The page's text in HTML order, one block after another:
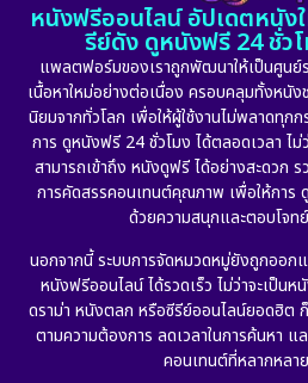
หนังฟรีออนไลน์ อัปเดตหนัง
รีย์ดัง ดูหนังฟรี 24 ชั่ว
แพลตฟอร์มของเราถูกพัฒนาให้เป็นศูน
เนื้อหาใหม่อย่างต่อเนื่อง ครอบคลุมทั้งหนั
นิยมจากทั่วโลก เพื่อให้ผู้ใช้งานไม่พลาดทุก
การ ดูหนังฟรี 24 ชั่วโมง ได้ตลอดเวลา ไม่
สามารถเข้าถึง หนังดูฟรี ได้อย่างสะดวก
การคัดสรรคอนเทนต์คุณภาพ เพื่อให้การ
ด้วยความสนุกและตอบโจท
นอกจากนี้ ระบบการจัดหมวดหมู่ยังถูกออกแ
หนังฟรีออนไลน์ ได้รวดเร็ว ไม่ว่าจะเป็น
ดราม่า หนังตลก หรือซีรีย์ออนไลน์ยอดฮิต
ตามความต้องการ ลดเวลาในการค้นหา แ
คอนเทนต์ที่หลากหลา